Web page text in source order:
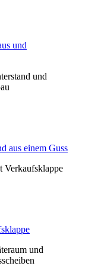
und
aus einem Guss